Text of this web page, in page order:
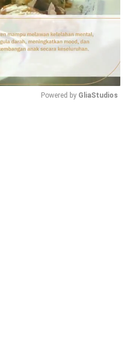
Powered by GliaStudios